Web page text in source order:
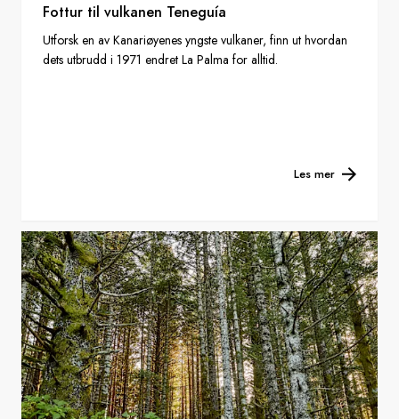
Fottur til vulkanen Teneguía
Utforsk en av Kanariøyenes yngste vulkaner, finn ut hvordan
dets utbrudd i 1971 endret La Palma for alltid.
Les mer